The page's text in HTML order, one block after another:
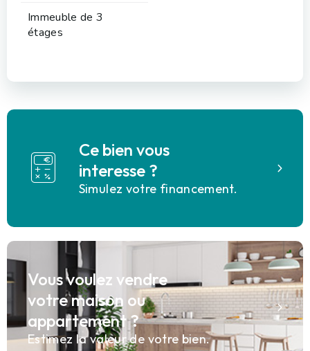
Immeuble de 3
étages
Ce bien vous
interesse ?
Simulez votre financement.
Vous voulez vendre
votre maison ou
appartement ?
Estimez la valeur de votre bien.